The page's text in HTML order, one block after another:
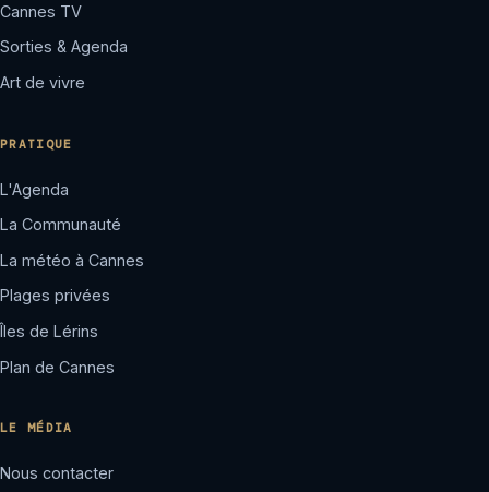
Cannes TV
Sorties & Agenda
Art de vivre
PRATIQUE
L'Agenda
La Communauté
La météo à Cannes
Plages privées
Îles de Lérins
Plan de Cannes
LE MÉDIA
Nous contacter